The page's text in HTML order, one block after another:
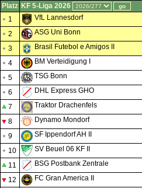
Platz KF 5-Liga 2026
1
VfL Lannesdorf
2
ASG Uni Bonn
3
Brasil Futebol e Amigos II
4
BM Verteidigung I
5
TSG Bonn
6
DHL Express GHO
7
Traktor Drachenfels
8
Dynamo Mondorf
9
SF Ippendorf AH II
10
SV Beuel 06 KF II
11
BSG Postbank Zentrale
12
FC Gran America II